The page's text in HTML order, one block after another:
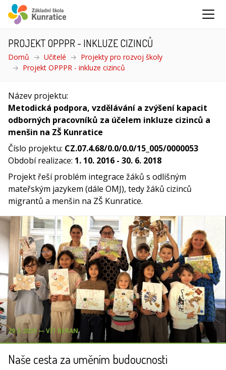
PROJEKT OPPPR - INKLUZE CIZINCŮ
Domů Učitelé
Projekty pro rozvoj školy
Projekt OPPPR - inkluze cizinců
Název projektu:
Metodická podpora, vzdělávání a zvýšení kapacit
odborných pracovníků za účelem inkluze cizinců a
menšin na ZŠ Kunratice
Číslo projektu: CZ.07.4.68/0.0/0.0/15_005/0000053
Období realizace: 1. 10. 2016 - 30. 6. 2018
Projekt řeší problém integrace žáků s odlišným
mateřským jazykem (dále OMJ), tedy žáků cizinců
migrantů a menšin na ZŠ Kunratice.
29.6.2025 ― VÍT BERAN
Naše cesta za uměním budoucnosti